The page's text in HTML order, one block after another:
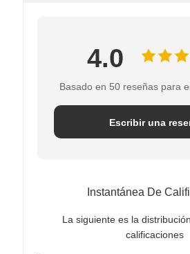
4.0
Basado en 50 reseñas para
Escribir una
Instantánea De
La siguiente es la
calificaciones